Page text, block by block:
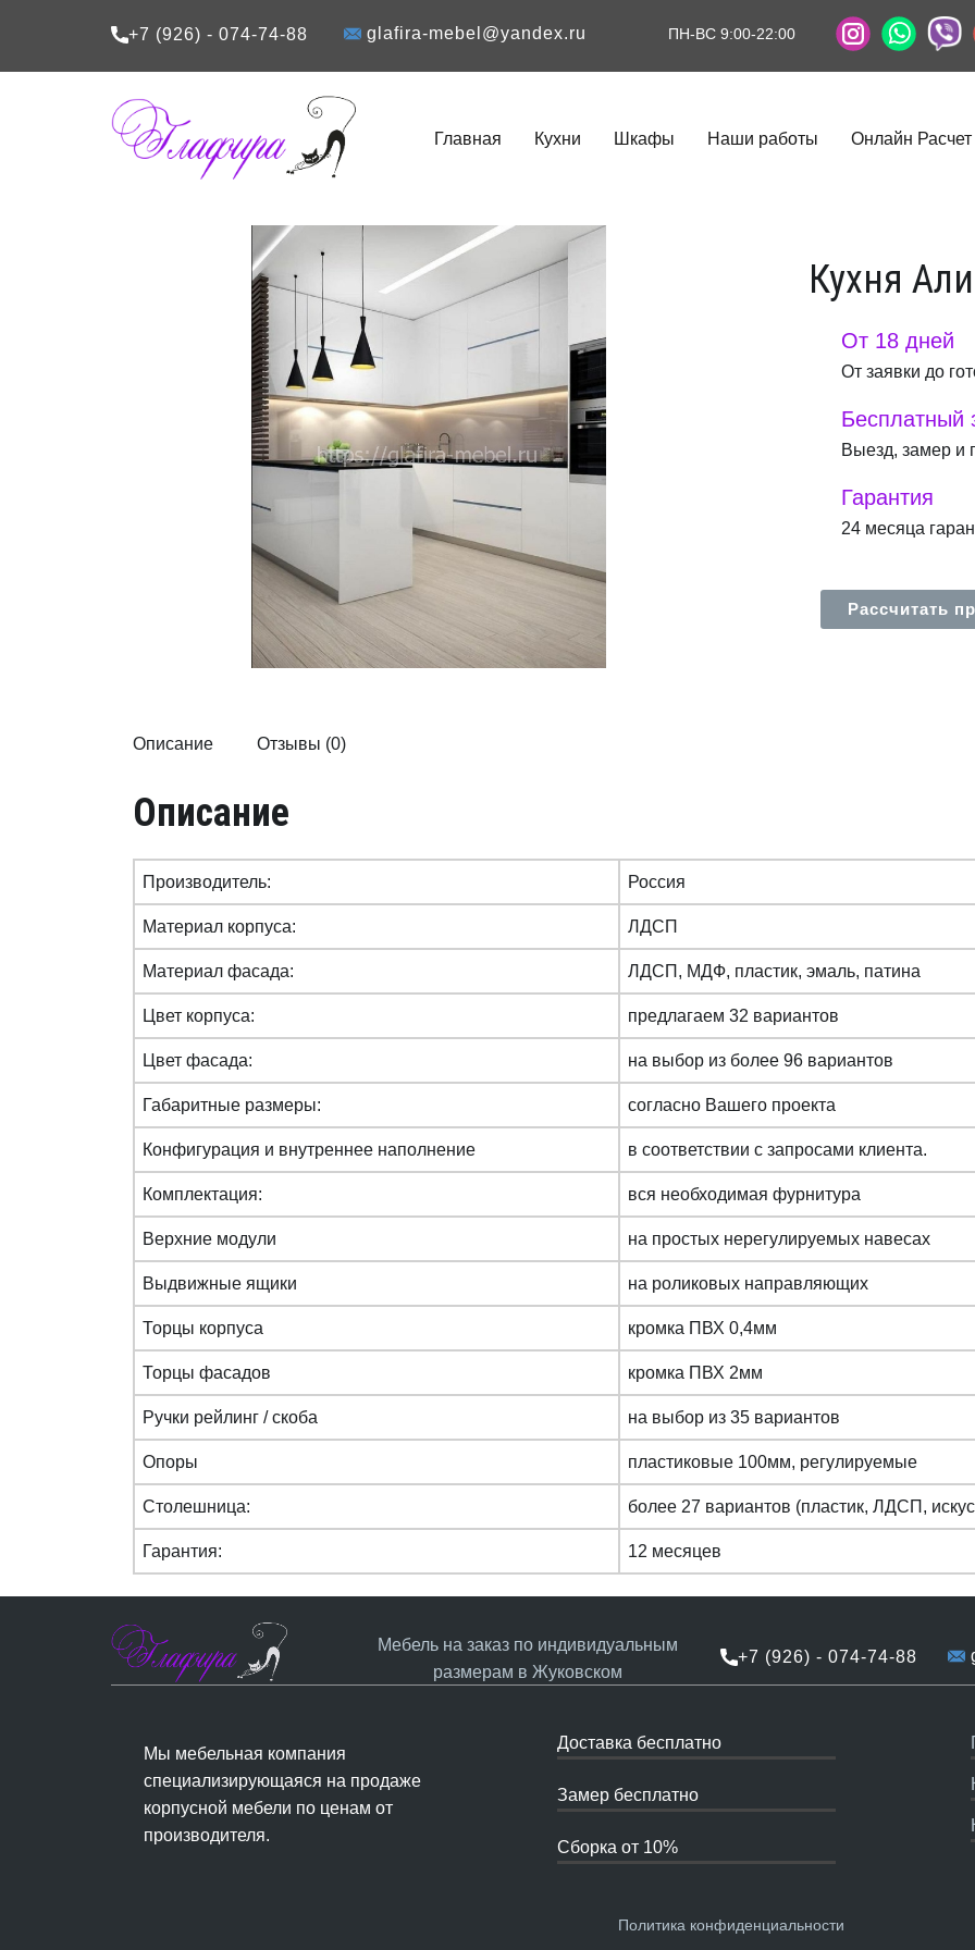
+7 (926) - 074-74-88 glafira-mebel@yandex.ru ПН-ВС 9:00-22:00
Главная Кухни Шкафы Наши работы Онлайн Расчет
Кухня
От 18 дней
От заявки до
Бесплатный
Выезд, замер и
Гарантия
24 месяца
Рассчитать
Описание Отзывы (0)
Описание
Производитель: Россия
Материал корпуса: ЛДСП
Материал фасада: ЛДСП, МДФ, пластик, эмаль, патина
Цвет корпуса: предлагаем 32 вариантов
Цвет фасада: на выбор из более 96 вариантов
Габаритные размеры: согласно Вашего проекта
Конфигурация и внутреннее наполнение в соответствии с запросами клиента.
Комплектация: вся необходимая фурнитура
Верхние модули на простых нерегулируемых навесах
Выдвижные ящики на роликовых направляющих
Торцы корпуса кромка ПВХ 0,4мм
Торцы фасадов кромка ПВХ 2мм
Ручки рейлинг / скоба на выбор из 35 вариантов
Опоры пластиковые 100мм, регулируемые
Столешница: более 27 вариантов (пластик, ЛДСП,
Гарантия: 12 месяцев
Мебель на заказ по индивидуальным
размерам в Жуковском
+7 (926) - 074-74-88
Мы мебельная компания
специализирующаяся на продаже
корпусной мебели по ценам от
производителя.
Доставка бесплатно
Замер бесплатно
Сборка от 10%
Политика конфиденциальности